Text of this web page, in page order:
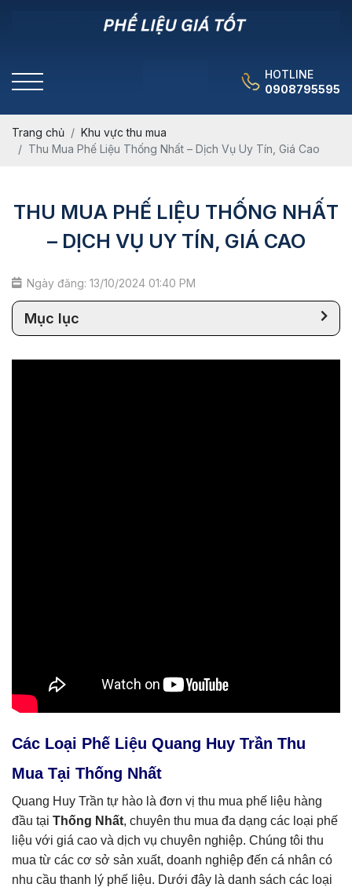
HOTLINE
0908795595
Trang chủ
Khu vực thu mua
Thu Mua Phế Liệu Thống Nhất – Dịch Vụ Uy Tín, Giá Cao
THU MUA PHẾ LIỆU THỐNG NHẤT
– DỊCH VỤ UY TÍN, GIÁ CAO
Ngày đăng: 13/10/2024 01:40 PM
Mục lục
Các Loại Phế Liệu Quang Huy Trần Thu
Mua Tại Thống Nhất
Quang Huy Trần tự hào là đơn vị thu mua phế liệu hàng
đầu tại Thống Nhất, chuyên thu mua đa dạng các loại phế
liệu với giá cao và dịch vụ chuyên nghiệp. Chúng tôi thu
mua từ các cơ sở sản xuất, doanh nghiệp đến cá nhân có
nhu cầu thanh lý phế liệu. Dưới đây là danh sách các loại